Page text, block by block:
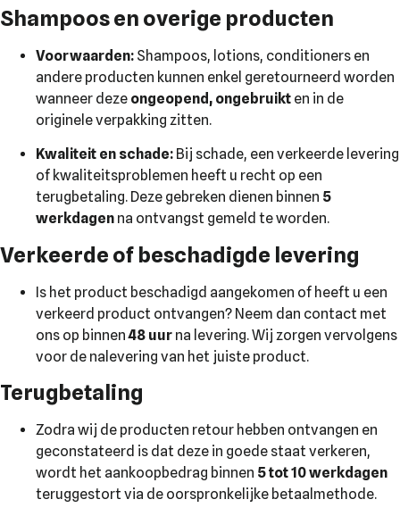
Shampoos en overige producten
Voorwaarden: Shampoos, lotions, conditioners en
andere producten kunnen enkel geretourneerd worden
wanneer deze ongeopend, ongebruikt en in de
originele verpakking zitten.
Kwaliteit en schade: Bij schade, een verkeerde levering
of kwaliteitsproblemen heeft u recht op een
terugbetaling. Deze gebreken dienen binnen 5
werkdagen na ontvangst gemeld te worden.
Verkeerde of beschadigde levering
Is het product beschadigd aangekomen of heeft u een
verkeerd product ontvangen? Neem dan contact met
ons op binnen48 uur na levering. Wij zorgen vervolgens
voor de nalevering van het juiste product.
Terugbetaling
Zodra wij de producten retour hebben ontvangen en
geconstateerd is dat deze in goede staat verkeren,
wordt het aankoopbedrag binnen 5 tot 10 werkdagen
teruggestort via de oorspronkelijke betaalmethode.